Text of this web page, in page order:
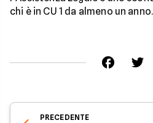
chi è in CU 1 da almeno un anno.
PRECEDENTE